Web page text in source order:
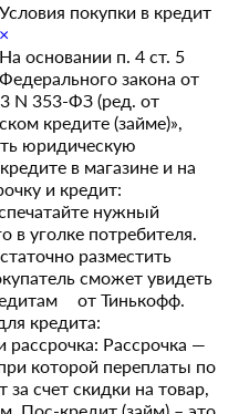
Условия покупки в кредит
×
На основании п. 4 ст. 5
Федерального закона от
N 353-ФЗ (ред. от
кредите (займе)»,
юридическую
в магазине и на
и кредит:
нужный
в уголке потребителя.
разместить
сможет увидеть
от Тинькофф.
кредита:
рассрочка: Рассрочка —
которой переплаты по
за счет скидки на товар,